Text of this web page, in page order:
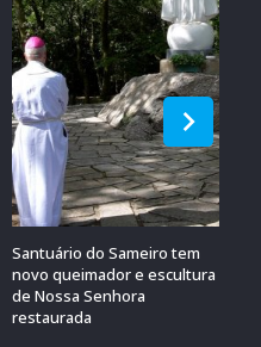
Santuário do Sameiro tem
novo queimador e escultura
de Nossa Senhora
restaurada